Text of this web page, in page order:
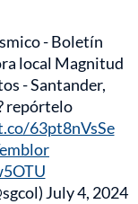
- Boletín
local Magnitud
- Santander,
repórtelo
63pt8nVsSe
July 4, 2024